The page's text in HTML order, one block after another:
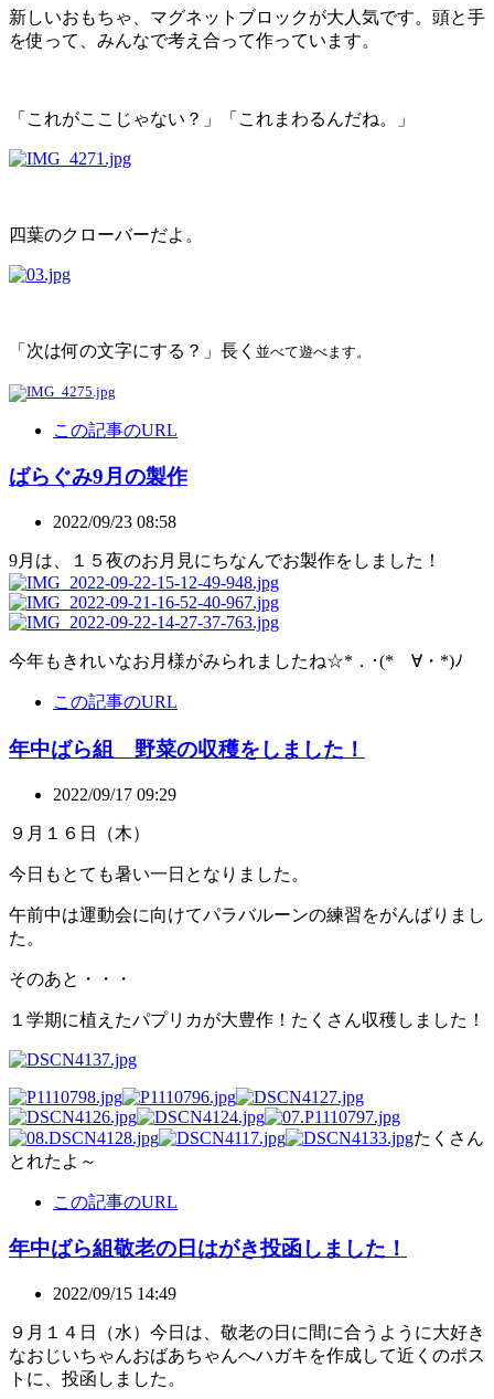
新しいおもちゃ、マグネットブロックが大人気です。頭と手
を使って、みんなで考え合って作っています。
「これがここじゃない？」「これまわるんだね。」
四葉のクローバーだよ。
「次は何の文字にする？」長く 並べて遊べます。
この記事のURL
ばらぐみ9月の製作
2022/09/23 08:58
9月は、１５夜のお月見にちなんでお製作をしました！
今年もきれいなお月様がみられましたね☆*．･(*ゝ∀・*)ﾉ
この記事のURL
年中ばら組 野菜の収穫をしました！
2022/09/17 09:29
９月１６日（木）
今日もとても暑い一日となりました。
午前中は運動会に向けてパラバルーンの練習をがんばりまし
た。
そのあと・・・
１学期に植えたパプリカが大豊作！たくさん収穫しました！
たくさん
とれたよ～
この記事のURL
年中ばら組敬老の日はがき投函しました！
2022/09/15 14:49
９月１４日（水）今日は、敬老の日に間に合うように大好き
なおじいちゃんおばあちゃんへハガキを作成して近くのポス
トに、投函しました。